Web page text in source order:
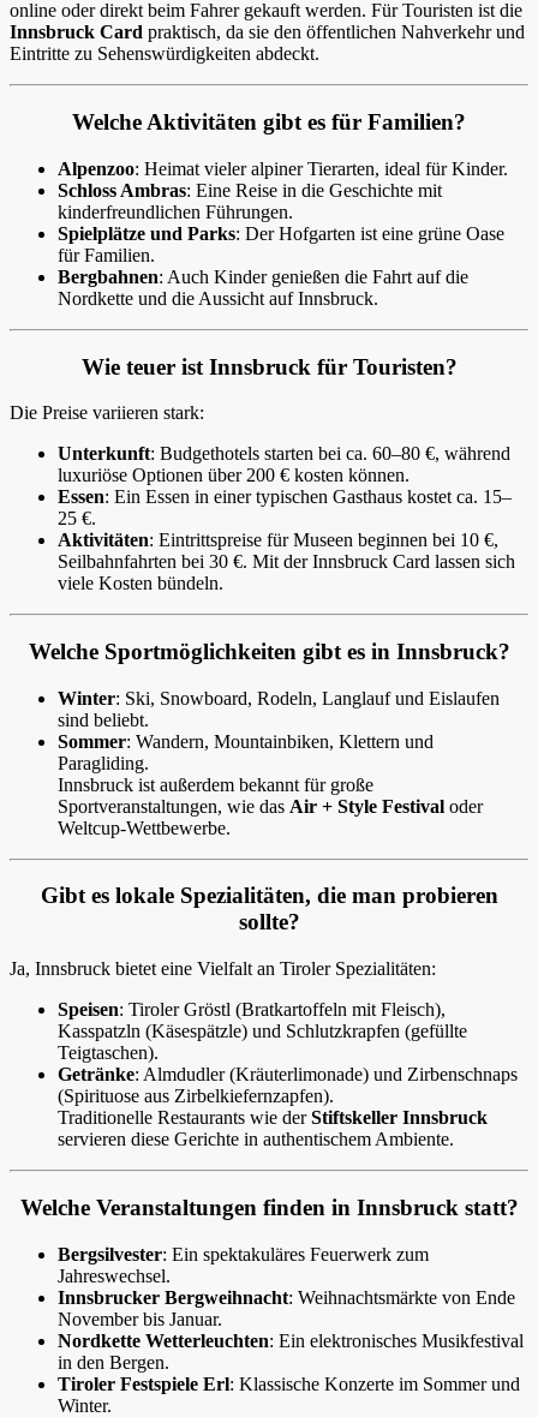
online oder direkt beim Fahrer gekauft werden. Für Touristen ist die
Innsbruck Card praktisch, da sie den öffentlichen Nahverkehr und
Eintritte zu Sehenswürdigkeiten abdeckt.
Welche Aktivitäten gibt es für Familien?
Alpenzoo: Heimat vieler alpiner Tierarten, ideal für Kinder.
Schloss Ambras: Eine Reise in die Geschichte mit
kinderfreundlichen Führungen.
Spielplätze und Parks: Der Hofgarten ist eine grüne Oase
für Familien.
Bergbahnen: Auch Kinder genießen die Fahrt auf die
Nordkette und die Aussicht auf Innsbruck.
Wie teuer ist Innsbruck für Touristen?
Die Preise variieren stark:
Unterkunft: Budgethotels starten bei ca. 60–80 €, während
luxuriöse Optionen über 200 € kosten können.
Essen: Ein Essen in einer typischen Gasthaus kostet ca. 15–
25 €.
Aktivitäten: Eintrittspreise für Museen beginnen bei 10 €,
Seilbahnfahrten bei 30 €. Mit der Innsbruck Card lassen sich
viele Kosten bündeln.
Welche Sportmöglichkeiten gibt es in Innsbruck?
Winter: Ski, Snowboard, Rodeln, Langlauf und Eislaufen
sind beliebt.
Sommer: Wandern, Mountainbiken, Klettern und
Paragliding.
Innsbruck ist außerdem bekannt für große
Sportveranstaltungen, wie das Air + Style Festival oder
Weltcup-Wettbewerbe.
Gibt es lokale Spezialitäten, die man probieren
sollte?
Ja, Innsbruck bietet eine Vielfalt an Tiroler Spezialitäten:
Speisen: Tiroler Gröstl (Bratkartoffeln mit Fleisch),
Kasspatzln (Käsespätzle) und Schlutzkrapfen (gefüllte
Teigtaschen).
Getränke: Almdudler (Kräuterlimonade) und Zirbenschnaps
(Spirituose aus Zirbelkiefernzapfen).
Traditionelle Restaurants wie derStiftskeller Innsbruck
servieren diese Gerichte in authentischem Ambiente.
Welche Veranstaltungen finden in Innsbruck statt?
Bergsilvester: Ein spektakuläres Feuerwerk zum
Jahreswechsel.
Innsbrucker Bergweihnacht: Weihnachtsmärkte von Ende
November bis Januar.
Nordkette Wetterleuchten: Ein elektronisches Musikfestival
in den Bergen.
Tiroler Festspiele Erl: Klassische Konzerte im Sommer und
Winter.